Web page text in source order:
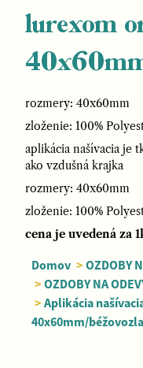
lurexom
rozmery: 40x60mm
zloženie: 100%
aplikácia našívacia je
ako vzdušná krajka
rozmery: 40x60mm
zloženie: 100%
cena je uvedená za
Domov > OZDOBY
> OZDOBY NA
> Aplikácia
40x60mm/